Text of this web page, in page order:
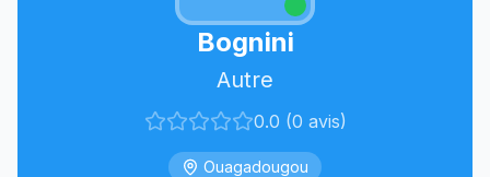
Bognini
Autre
0.0 (0 avis)
Ouagadougou